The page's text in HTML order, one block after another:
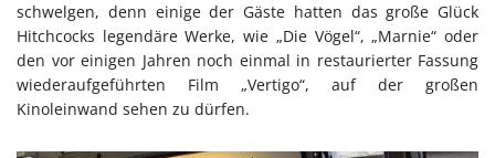
schwelgen, denn einige der Gäste hatten das große Glück
Hitchcocks legendäre Werke, wie „Die Vögel“, „Marnie“ oder
den vor einigen Jahren noch einmal in restaurierter Fassung
wiederaufgeführten Film „Vertigo“, auf der großen
Kinoleinwand sehen zu dürfen.